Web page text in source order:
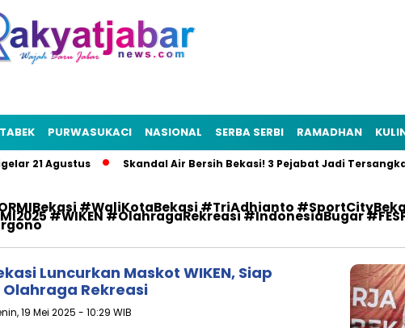
PURWASUKACI NASIONAL SERBA SERBI RAMADHAN
21 Agustus Skandal Air Bersih Bekasi! 3 Pejabat Jadi Tersangka,
#WaliKotaBekasi #TriAdhianto
#WIKEN #OlahragaRekreasi #IndonesiaBugar
Luncurkan Maskot WIKEN, Siap
Rekreasi
19 Mei 2025 - 10:29 WIB